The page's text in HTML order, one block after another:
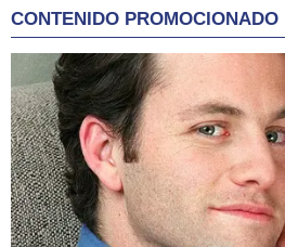
CONTENIDO PROMOCIONADO